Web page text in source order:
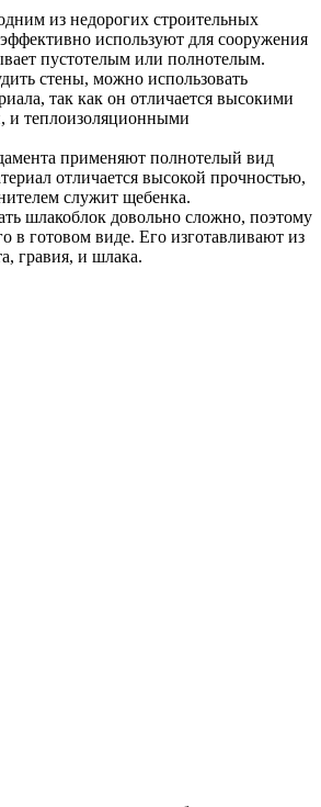
из недорогих строительных
используют для сооружения
пустотелым или полнотелым.
стены, можно использовать
так как он отличается высокими
и теплоизоляционными
применяют полнотелый вид
отличается высокой прочностью,
служит щебенка.
шлакоблок довольно сложно, поэтому
в готовом виде. Его изготавливают из
гравия, и шлака.